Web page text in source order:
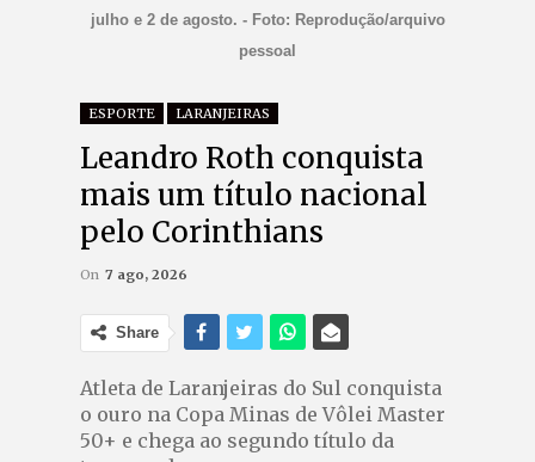
julho e 2 de agosto. - Foto: Reprodução/arquivo
pessoal
ESPORTE LARANJEIRAS
Leandro Roth conquista
mais um título nacional
pelo Corinthians
On 7 ago, 2026
Share
Atleta de Laranjeiras do Sul conquista
o ouro na Copa Minas de Vôlei Master
50+ e chega ao segundo título da